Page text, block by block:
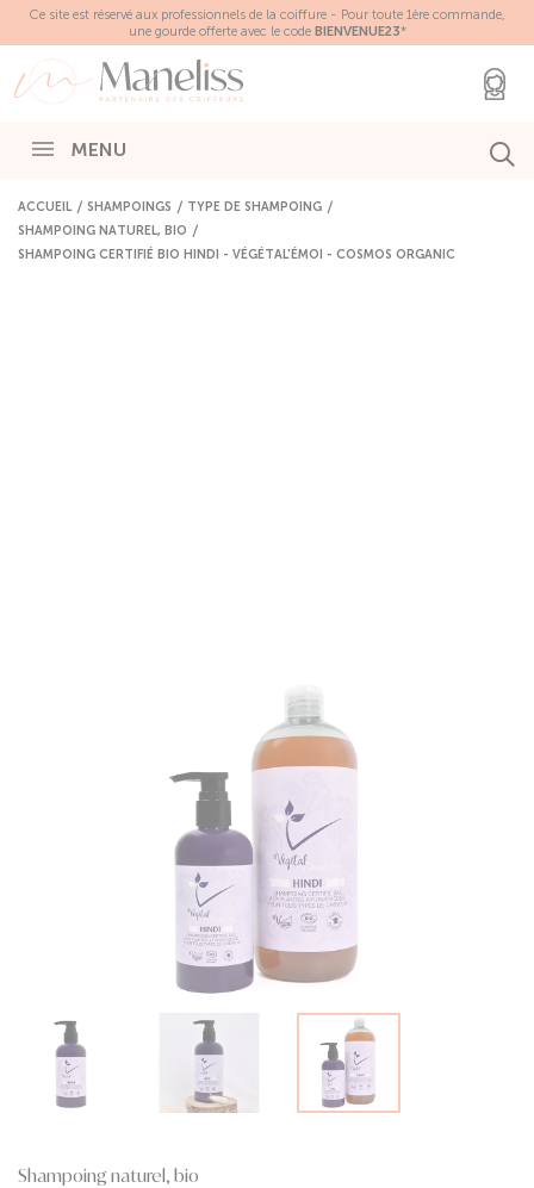
Ce site est réservé aux professionnels de la coiffure - Pour toute 1ère commande,
une gourde offerte avec le code BIENVENUE23*
MENU
ACCUEIL SHAMPOINGS
TYPE DE SHAMPOING
SHAMPOING NATUREL, BIO
SHAMPOING CERTIFIÉ BIO HINDI - VÉGÉTAL'ÉMOI - COSMOS ORGANIC
Shampoing naturel, bio
Panneau de gestion des cookies